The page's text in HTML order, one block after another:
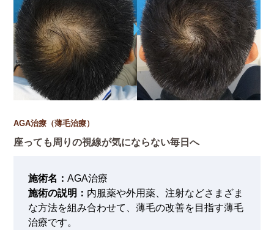
AGA治療（薄毛治療）
座っても周りの視線が気にならない毎日へ
施術名：AGA治療
施術の説明： 内服薬や外用薬、注射などさまざま
な方法を組み合わせて、薄毛の改善を目指す薄毛
治療です。